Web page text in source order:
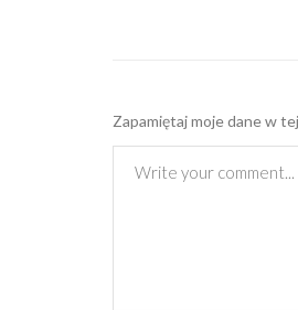
Zapamiętaj moje dane w